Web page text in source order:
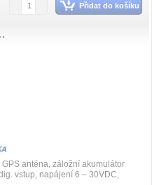
Přidat do košíku
BT
anténa, záložní akumulátor
vstup, napájení 6 – 30VDC,